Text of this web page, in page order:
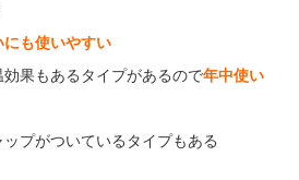
にも使いやすい
果もあるタイプがあるので年中使い
プがついているタイプもある